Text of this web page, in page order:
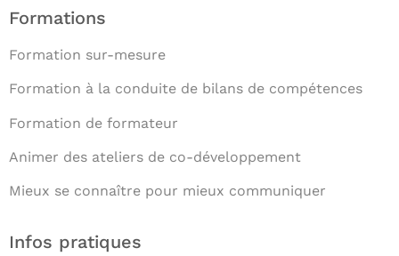
Formations
Formation sur-mesure
Formation à la conduite de bilans de compétences
Formation de formateur
Animer des ateliers de co-développement
Mieux se connaître pour mieux communiquer
Infos pratiques